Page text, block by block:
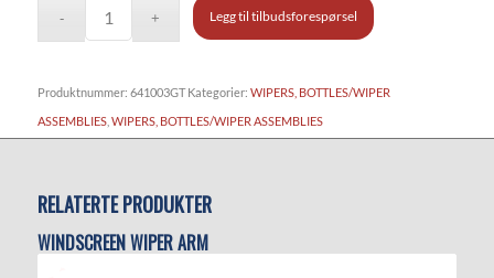
Legg til tilbudsforespørsel
Produktnummer: 641003GT Kategorier: WIPERS, BOTTLES/WIPER
ASSEMBLIES, WIPERS, BOTTLES/WIPER ASSEMBLIES
RELATERTE PRODUKTER
WINDSCREEN WIPER ARM